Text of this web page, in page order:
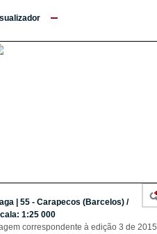
| 55 - Carapecos (Barcelos) /
1:25 000
correspondente à edição 3 de 2015